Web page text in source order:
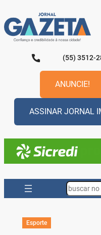
para
o
conteúdo
(55) 3512-
ANUNCIE!
ASSINAR JORNAL
Search
Esporte